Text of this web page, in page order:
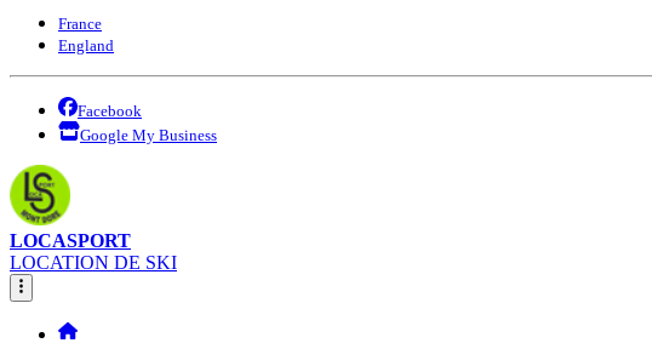
France
England
Facebook
Google My Business
LOCASPORT
LOCATION DE SKI